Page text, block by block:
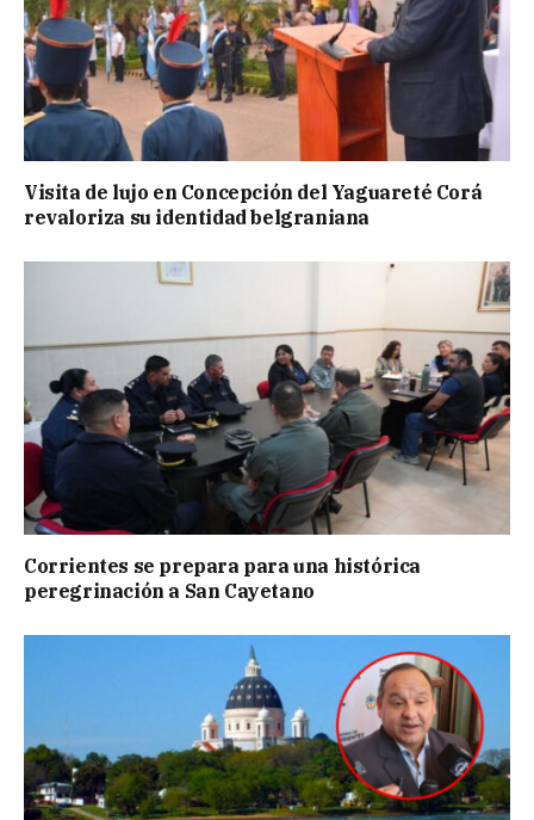
Visita de lujo en Concepción del Yaguareté Corá
revaloriza su identidad belgraniana
Corrientes se prepara para una histórica
peregrinación a San Cayetano